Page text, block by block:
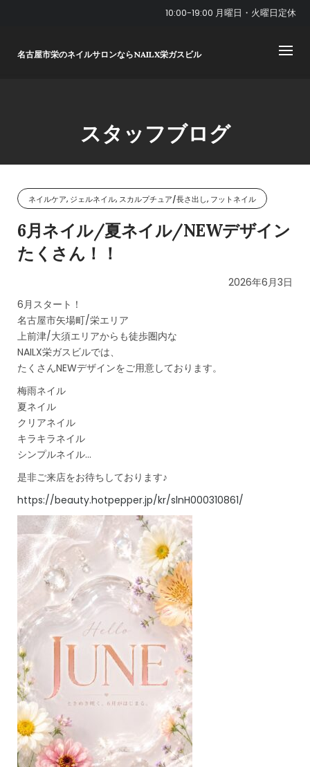
10:00-19:00 月曜日・火曜日定休
名古屋市栄のネイルサロンならNAILX栄ガスビル
スタッフブログ
ネイルケア, ジェルネイル, スカルプチュア/長さ出し, フットネイル
6月ネイル/夏ネイル/NEWデザイン
たくさん！！
2026年6月3日
6月スタート！
名古屋市矢場町/栄エリア
上前津/大須エリアからも徒歩圏内な
NAILX栄ガスビルでは、
たくさんNEWデザインをご用意しております。
梅雨ネイル
夏ネイル
クリアネイル
キラキラネイル
シンプルネイル…
是非ご来店をお待ちしております♪
https://beauty.hotpepper.jp/kr/slnH000310861/